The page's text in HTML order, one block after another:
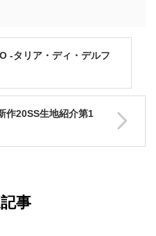
-タリア・ディ・デルフ
作20SS生地紹介第1
事